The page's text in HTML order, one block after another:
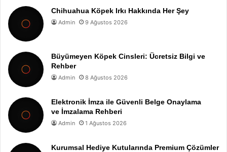
Chihuahua Köpek Irkı Hakkında Her Şey
Admin 9 Ağustos 2026
Büyümeyen Köpek Cinsleri: Ücretsiz Bilgi ve
Rehber
Admin 8 Ağustos 2026
Elektronik İmza ile Güvenli Belge Onaylama
ve İmzalama Rehberi
Admin 1 Ağustos 2026
Kurumsal Hediye Kutularında Premium Çözümler